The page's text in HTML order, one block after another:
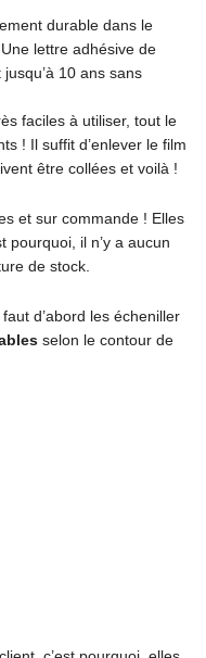
durable dans le
lettre adhésive de
10 ans sans
faciles à utiliser, tout le
! Il suffit d’enlever le film
être collées et voilà !
et sur commande ! Elles
pourquoi, il n’y a aucun
de stock.
d’abord les écheniller
selon le contour de